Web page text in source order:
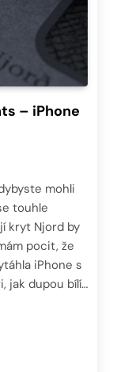
– iPhone
mohli
touhle
kryt Njord by
pocit, že
iPhone s
jak dupou bílí…